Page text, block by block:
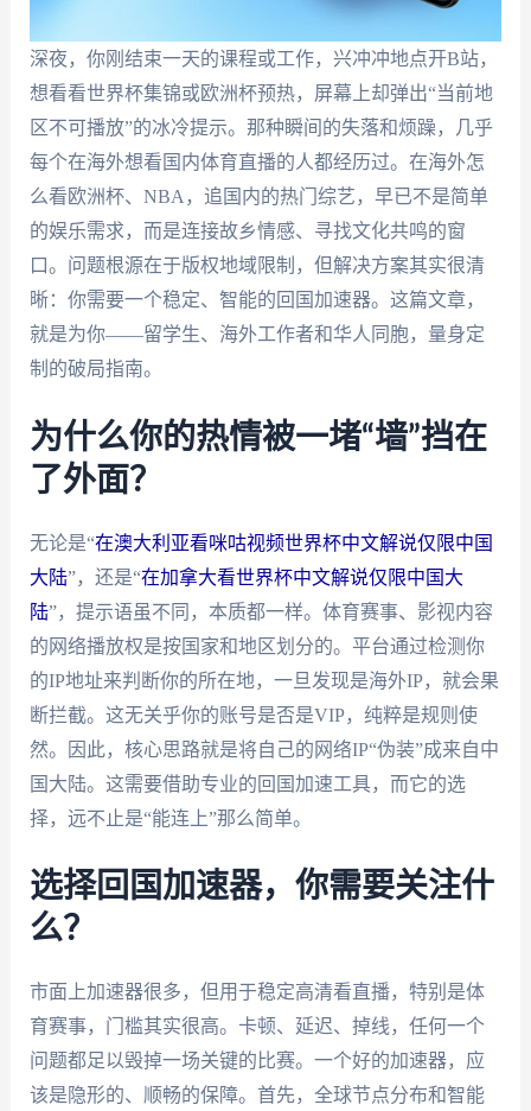
深夜，你刚结束一天的课程或工作，兴冲冲地点开B站，
想看看世界杯集锦或欧洲杯预热，屏幕上却弹出“当前地
区不可播放”的冰冷提示。那种瞬间的失落和烦躁，几乎
每个在海外想看国内体育直播的人都经历过。在海外怎
么看欧洲杯、NBA，追国内的热门综艺，早已不是简单
的娱乐需求，而是连接故乡情感、寻找文化共鸣的窗
口。问题根源在于版权地域限制，但解决方案其实很清
晰：你需要一个稳定、智能的回国加速器。这篇文章，
就是为你——留学生、海外工作者和华人同胞，量身定
制的破局指南。
为什么你的热情被一堵“墙”挡在
了外面？
无论是“在澳大利亚看咪咕视频世界杯中文解说仅限中国
大陆”，还是“在加拿大看世界杯中文解说仅限中国大
陆”，提示语虽不同，本质都一样。体育赛事、影视内容
的网络播放权是按国家和地区划分的。平台通过检测你
的IP地址来判断你的所在地，一旦发现是海外IP，就会果
断拦截。这无关乎你的账号是否是VIP，纯粹是规则使
然。因此，核心思路就是将自己的网络IP“伪装”成来自中
国大陆。这需要借助专业的回国加速工具，而它的选
择，远不止是“能连上”那么简单。
选择回国加速器，你需要关注什
么？
市面上加速器很多，但用于稳定高清看直播，特别是体
育赛事，门槛其实很高。卡顿、延迟、掉线，任何一个
问题都足以毁掉一场关键的比赛。一个好的加速器，应
该是隐形的、顺畅的保障。首先，全球节点分布和智能